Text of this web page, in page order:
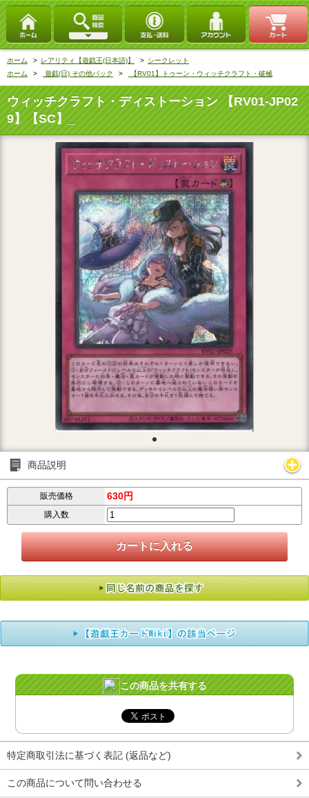
ホーム > レアリティ【遊戯王(日本語)】 > シークレット
ホーム
> 遊戯(日) その他パック > 【RV01】トゥーン・ウィッチクラフト・破械
ウィッチクラフト・ディストーション 【RV01-JP02
9】【SC】_
商品説明
販売価格 630円
購入数
この商品を共有する
特定商取引法に基づく表記 (返品など)
この商品について問い合わせる